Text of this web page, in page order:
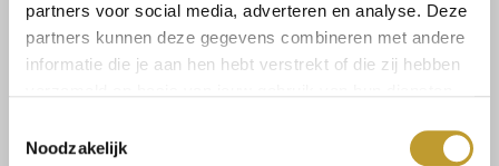
partners voor social media, adverteren en analyse. Deze
partners kunnen deze gegevens combineren met andere
informatie die je aan hen hebt verstrekt of die zij hebben
Noodzakelijk
M L